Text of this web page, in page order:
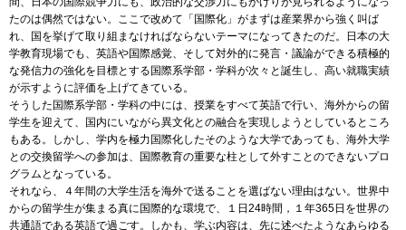
たのは偶然ではない。ここで改めて「国際化」がまずは産業界から強く叫ば
れ、国を挙げて取り組まなければならないテーマになってきたのだ。日本の大
学教育現場でも、英語や国際感覚、そして対外的に発言・議論ができる積極的
な発信力の強化を目標とする国際系学部・学科が次々と誕生し、高い就職実績
が示すように評価を上げてきている。
そうした国際系学部・学科の中には、授業をすべて英語で行い、海外からの留
学生を迎えて、国内にいながら異文化との融合を実現しようとしているところ
もある。しかし、学内を極力国際化したそのような大学であっても、海外大学
との交換留学への参加は、国際教育の重要な柱として外すことのできないプロ
グラムとなっている。
それなら、４年間の大学生活を海外で送ることを選ばない理由はない。世界中
からの留学生が集まる真に国際的な環境で、１日24時間，１年365日を世界の
共通語である英語で過ごす。しかも、学ぶ内容は、先に述べたようなあらゆる